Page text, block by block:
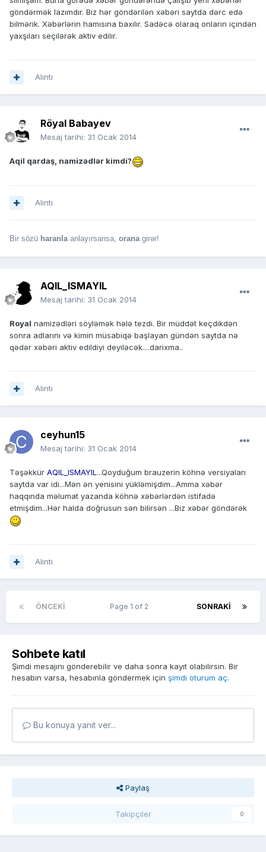
göndərmək lazımdır. Biz hər göndərilən xəbəri saytda dərc edə
bilmərik. Xəbərlərin hamısına baxılır. Sadəcə olaraq onların içindən
yaxşıları seçilərək aktiv edilir.
Alıntı
Röyal Babayev
Mesaj tarihi: 31 Ocak 2014
Aqil qardaş, namizədlər kimdi?
Alıntı
Bir sözü haranla anlayırsansa, orana girər!
AQIL_ISMAYIL
Mesaj tarihi: 31 Ocak 2014
Royal namizədləri söyləmək hələ tezdi. Bir müddət keçdikdən
sonra adlarını və kimin müsabiqə başlayan gündən saytda nə
qədər xəbəri aktiv edildiyi deyiləcək....darixma..
Alıntı
ceyhun15
Mesaj tarihi: 31 Ocak 2014
Təşəkkür AQIL_ISMAYIL...Qoyduğum brauzerin köhnə versiyaları
saytda var idi...Mən ən yenisini yükləmişdim...Amma xəbər
haqqında məlumat yazanda köhnə xəbərlərdən istifadə
etmişdim...Hər halda doğrusun sən bilirsən ...Biz xəbər göndərək
Alıntı
ÖNCEKI SONRAKI
Page 1 of 2
Sohbete katıl
Şimdi mesajını gönderebilir ve daha sonra kayıt olabilirsin. Bir
hesabın varsa, hesabınla göndermek için şimdi oturum aç.
Bu konuya yanıt ver...
Paylaş
Takipçiler 0